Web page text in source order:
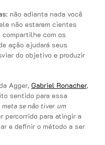
: não adianta nada você
não estarem cientes
com os
ação ajudará seus
do objetivo e produzir
Agger, Gabriel Ronacher,
sentido para essa
se não tiver um
percorrido para atingir a
e definir o método a ser